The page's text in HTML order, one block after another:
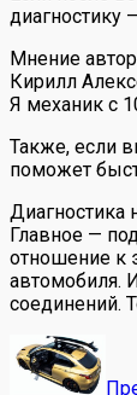
диагностику
Мнение
Кирилл
Я механик с
Также, если
поможет
Диагностика
Главное —
отношение к
автомобиля.
соединений.